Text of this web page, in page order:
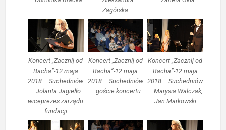
Zagórska
Koncert „Zacznij od
Bacha”-12.maja
2018 – Suchedniów
– Jolanta Jagiełło
wiceprezes zarządu
fundacji
Koncert „Zacznij od
Bacha”-12 maja
2018 – Suchedniów
– goście koncertu
Koncert „Zacznij od
Bacha”-12 maja
2018 – Suchedniów
– Marysia Walczak,
Jan Markowski